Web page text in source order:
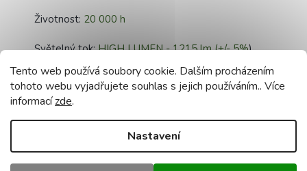
Tento web používá soubory cookie. Dalším procházením
tohoto webu vyjadřujete souhlas s jejich používáním.. Více
informacízde.
Nastavení
Životnost: 20 000 h
Světelný tok:HIGH LUMEN - 1215 lm (+/- 5%)
Svítivost:135 lm/W (+/- 5 %)
Typ krytky:
délka žárovky: 60 cm
Úhel osvětlení:220 stupňů